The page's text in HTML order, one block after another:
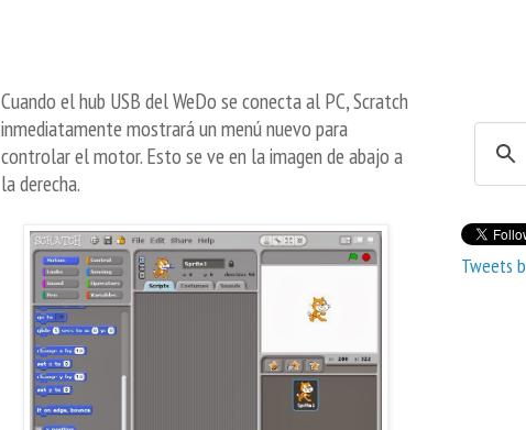
Cuando el hub USB del WeDo se conecta al PC, Scratch
inmediatamente mostrará un menú nuevo para
controlar el motor. Esto se ve en la imagen de abajo a
la derecha.
Tweets